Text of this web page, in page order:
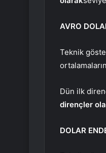
AVRO
Teknik
Dün ilk
dirençler
DOLAR